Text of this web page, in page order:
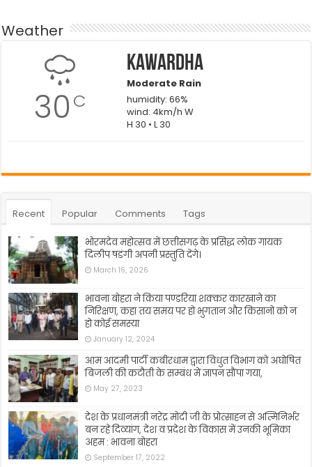
Weather
30 C
Kawardha
Moderate Rain
humidity: 66%
wind: 4km/h W
H 30 • L 30
Recent Popular Comments Tags
भोरमदेव महोत्सव में छत्तीसगढ़ के प्रसिद्ध लोक गायक
दिलीप षडंगी अपनी प्रस्तुति देंगे।
March 16, 2026
भावना बोहरा ने किया पण्डरिया शक्कर कारखाने का
निरिक्षण, कहा तय समय पर हो भुगतान और किसानों को न
हो कोई समस्या
January 12, 2024
आम आदमी पार्टी कबीरधाम द्वारा विधुत विभाग को अघोषित
बिजली की कटौती के सम्बंध में ज्ञापन सौंपा गया,
May 27, 2023
देश के प्रधानमंत्री नरेंद्र मोदी जी के प्रोत्साहन से अत्मिनिर्भर
बन रहे दिव्यांग, देश व प्रदेश के विकास में उनकी भूमिका
अहम : भावना बोहरा
September 17, 2022